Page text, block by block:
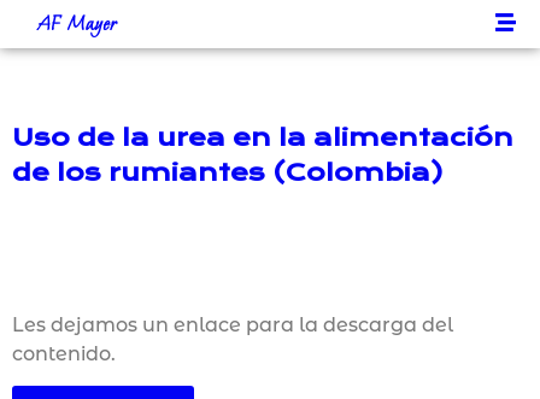
AF Mayer
Uso de la urea en la alimentación
de los rumiantes (Colombia)
Les dejamos un enlace para la descarga del
contenido.